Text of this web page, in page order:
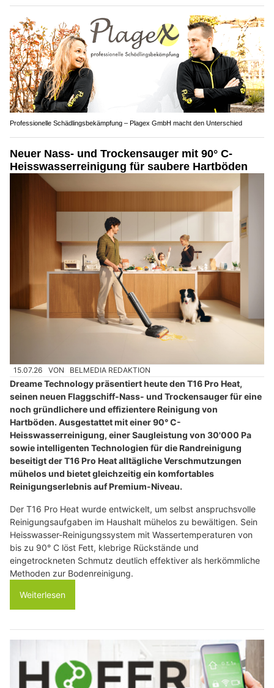
Professionelle Schädlingsbekämpfung – Plagex GmbH macht den Unterschied
Neuer Nass- und Trockensauger mit 90° C-
Heisswasserreinigung für saubere Hartböden
15.07.26 VON BELMEDIA REDAKTION
Dreame Technology präsentiert heute den T16 Pro Heat,
seinen neuen Flaggschiff-Nass- und Trockensauger für eine
noch gründlichere und effizientere Reinigung von
Hartböden. Ausgestattet mit einer 90° C-
Heisswasserreinigung, einer Saugleistung von 30'000 Pa
sowie intelligenten Technologien für die Randreinigung
beseitigt der T16 Pro Heat alltägliche Verschmutzungen
mühelos und bietet gleichzeitig ein komfortables
Reinigungserlebnis auf Premium-Niveau.
Der T16 Pro Heat wurde entwickelt, um selbst anspruchsvolle
Reinigungsaufgaben im Haushalt mühelos zu bewältigen. Sein
Heisswasser-Reinigungssystem mit Wassertemperaturen von
bis zu 90° C löst Fett, klebrige Rückstände und
eingetrockneten Schmutz deutlich effektiver als herkömmliche
Methoden zur Bodenreinigung.
Weiterlesen